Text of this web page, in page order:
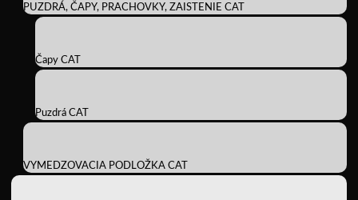
PUZDRÁ, ČAPY, PRACHOVKY, ZAISTENIE CAT
Čapy CAT
Puzdrá CAT
VYMEDZOVACIA PODLOŽKA CAT